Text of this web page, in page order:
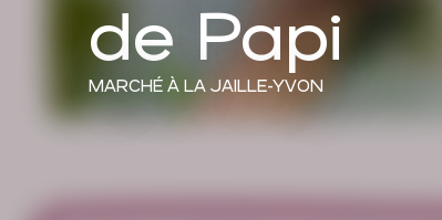
de Papi
MARCHÉ À LA JAILLE-YVON